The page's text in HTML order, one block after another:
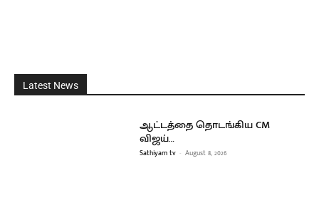
Latest News
ஆட்டத்தை தொடங்கிய CM
விஜய்…
Sathiyam tv - August 8, 2026